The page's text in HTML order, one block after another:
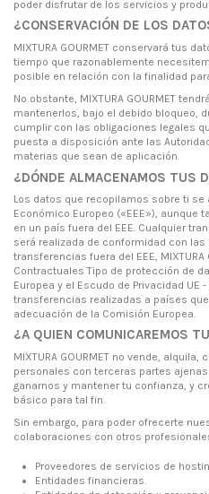
poder disfrutar de los servicios y
¿CONSERVACIÓN DE LOS
MIXTURA GOURMET conservará tus
tiempo que razonablemente
posible en relación con la finalidad
No obstante, MIXTURA GOURMET
mantenerlos, bajo el debido bloqueo,
cumplir con las obligaciones legales
puesta a disposición ante las
materias que sean de aplicación.
¿DÓNDE ALMACENAMOS TUS
Los datos que recopilamos sobre ti
Económico Europeo («EEE»), aunque
en un país fuera del EEE. Cualquier
será realizada de conformidad con las
transferencias fuera del EEE, MIXTURA
Contractuales Tipo de protección de
Europea y el Escudo de Privacidad UE
transferencias realizadas a países
adecuación de la Comisión Europea.
¿A QUIEN COMUNICAREMOS
MIXTURA GOURMET no vende,
personales con terceras partes
ganarnos y mantener tu confianza, y
básico para tal fin.
Sin embargo, para poder ofrecerte
colaboraciones con otros
Proveedores de servicios de
Entidades financieras.